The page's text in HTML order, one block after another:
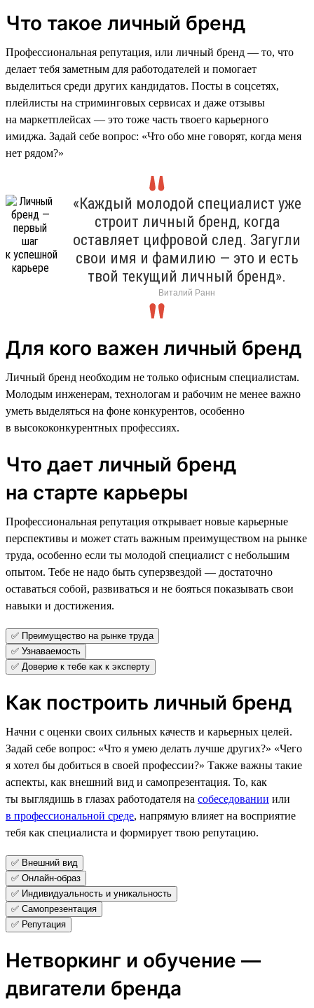
Что такое личный бренд
Профессиональная репутация, или личный бренд — то, что
делает тебя заметным для работодателей и помогает
выделиться среди других кандидатов. Посты в соцсетях,
плейлисты на стриминговых сервисах и даже отзывы
на маркетплейсах — это тоже часть твоего карьерного
имиджа. Задай себе вопрос: «Что обо мне говорят, когда меня
нет рядом?»
«Каждый молодой специалист уже
строит личный бренд, когда
оставляет цифровой след. Загугли
свои имя и фамилию — это и есть
твой текущий личный бренд».
Виталий Ранн
Для кого важен личный бренд
Личный бренд необходим не только офисным специалистам.
Молодым инженерам, технологам и рабочим не менее важно
уметь выделяться на фоне конкурентов, особенно
в высококонкурентных профессиях.
Что дает личный бренд
на старте карьеры
Профессиональная репутация открывает новые карьерные
перспективы и может стать важным преимуществом на рынке
труда, особенно если ты молодой специалист с небольшим
опытом. Тебе не надо быть суперзвездой — достаточно
оставаться собой, развиваться и не бояться показывать свои
навыки и достижения.
✅ Преимущество на рынке труда
✅ Узнаваемость
✅ Доверие к тебе как к эксперту
Как построить личный бренд
Начни с оценки своих сильных качеств и карьерных целей.
Задай себе вопрос: «Что я умею делать лучше других?» «Чего
я хотел бы добиться в своей профессии?» Также важны такие
аспекты, как внешний вид и самопрезентация. То, как
ты выглядишь в глазах работодателя на собеседовании или
в профессиональной среде, напрямую влияет на восприятие
тебя как специалиста и формирует твою репутацию.
✅ Внешний вид
✅ Онлайн-образ
✅ Индивидуальность и уникальность
✅ Самопрезентация
✅ Репутация
Нетворкинг и обучение —
двигатели бренда